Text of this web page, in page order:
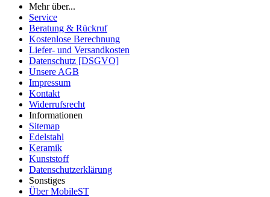
Mehr über...
Service
Beratung & Rückruf
Kostenlose Berechnung
Liefer- und Versandkosten
Datenschutz [DSGVO]
Unsere AGB
Impressum
Kontakt
Widerrufsrecht
Informationen
Sitemap
Edelstahl
Keramik
Kunststoff
Datenschutzerklärung
Sonstiges
Über MobileST